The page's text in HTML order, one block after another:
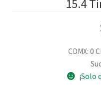
15.4
CDMX: 0
¡Solo